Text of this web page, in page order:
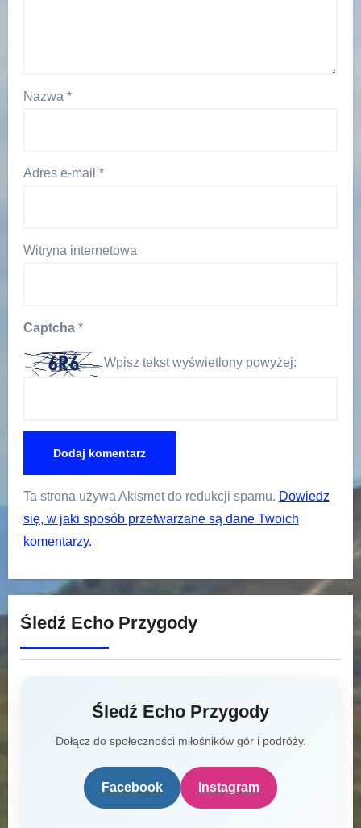
Nazwa *
Adres e-mail *
Witryna internetowa
Captcha *
Wpisz tekst wyświetlony powyżej:
Ta strona używa Akismet do redukcji spamu. Dowiedz
się, w jaki sposób przetwarzane są dane Twoich
komentarzy.
Śledź Echo Przygody
Śledź Echo Przygody
Dołącz do społeczności miłośników gór i podróży.
Facebook Instagram